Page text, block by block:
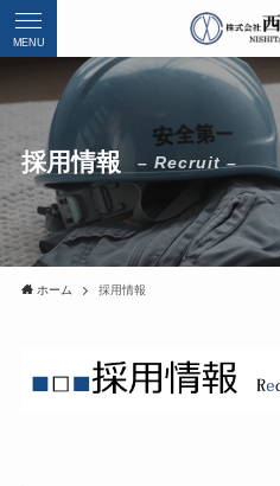
MENU
採用情報 – Recruit –
ホーム 採用情報